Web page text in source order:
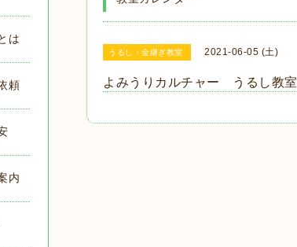
うるし・金継ぎ教室 2021-06-05 (土)
よみうりカルチャー うるし教室
は
頼
内